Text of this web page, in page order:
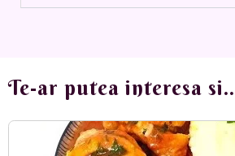
Te-ar putea interesa si..